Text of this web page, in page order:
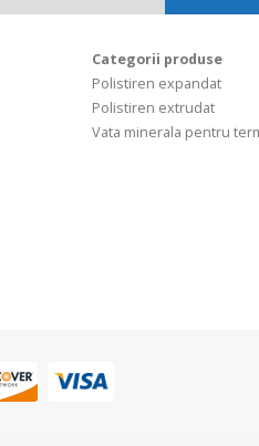
Categorii produse
Polistiren expandat
Polistiren extrudat
Vata minerala pentru